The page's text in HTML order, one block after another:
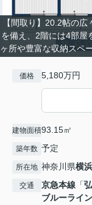
【間取り】20.2帖の
を備え、2階には4部屋
ヶ所や豊富な収納スペ
価格 5,180万円
建物面積93.15㎡
築年数 予定
所在地 神奈川県横
交通 京急本線 「
ブルーライン